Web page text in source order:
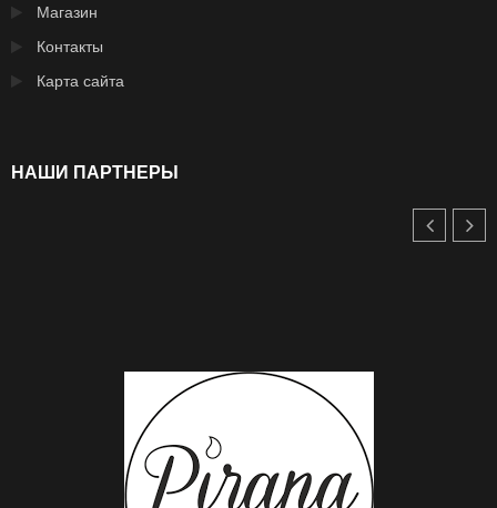
Магазин
Контакты
Карта сайта
НАШИ ПАРТНЕРЫ